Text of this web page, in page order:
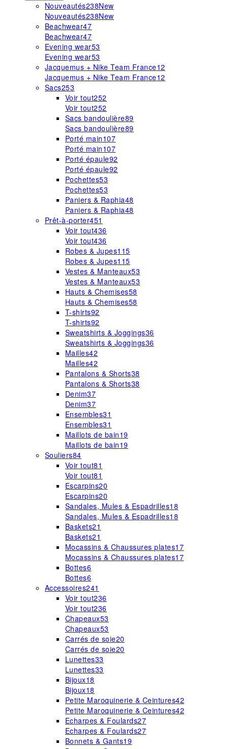
Nouveautés238New
Nouveautés238New
Beachwear47
Beachwear47
Evening wear53
Evening wear53
Jacquemus + Nike Team France12
Jacquemus + Nike Team France12
Sacs253
Voir tout252
Voir tout252
Sacs bandoulière89
Sacs bandoulière89
Porté main107
Porté main107
Porté épaule92
Porté épaule92
Pochettes53
Pochettes53
Paniers & Raphia48
Paniers & Raphia48
Prêt-à-porter451
Voir tout436
Voir tout436
Robes & Jupes115
Robes & Jupes115
Vestes & Manteaux53
Vestes & Manteaux53
Hauts & Chemises58
Hauts & Chemises58
T-shirts92
T-shirts92
Sweatshirts & Joggings36
Sweatshirts & Joggings36
Mailles42
Mailles42
Pantalons & Shorts38
Pantalons & Shorts38
Denim37
Denim37
Ensembles31
Ensembles31
Maillots de bain19
Maillots de bain19
Souliers84
Voir tout81
Voir tout81
Escarpins20
Escarpins20
Sandales, Mules & Espadrilles18
Sandales, Mules & Espadrilles18
Baskets21
Baskets21
Mocassins & Chaussures plates17
Mocassins & Chaussures plates17
Bottes6
Bottes6
Accessoires241
Voir tout236
Voir tout236
Chapeaux53
Chapeaux53
Carrés de soie20
Carrés de soie20
Lunettes33
Lunettes33
Bijoux18
Bijoux18
Petite Maroquinerie & Ceintures42
Petite Maroquinerie & Ceintures42
Echarpes & Foulards27
Echarpes & Foulards27
Bonnets & Gants19